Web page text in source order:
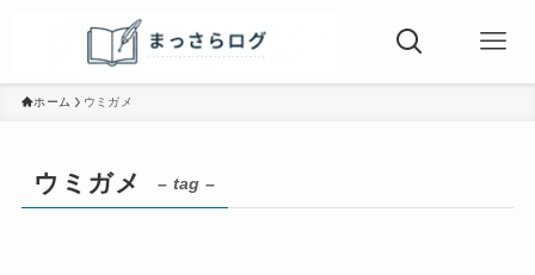
ホーム ウミガメ
ウミガメ – tag –